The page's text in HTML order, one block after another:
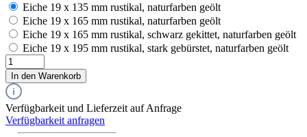
Eiche 19 x 135 mm rustikal, naturfarben geölt
Eiche 19 x 165 mm rustikal, naturfarben geölt
Eiche 19 x 165 mm rustikal, schwarz gekittet, naturfarben geölt
Eiche 19 x 195 mm rustikal, stark gebürstet, naturfarben geölt
In den Warenkorb
Verfügbarkeit und Lieferzeit auf Anfrage
Verfügbarkeit anfragen